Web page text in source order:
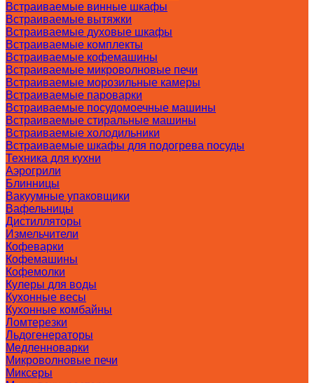
Встраиваемые винные шкафы
Встраиваемые вытяжки
Встраиваемые духовые шкафы
Встраиваемые комплекты
Встраиваемые кофемашины
Встраиваемые микроволновые печи
Встраиваемые морозильные камеры
Встраиваемые пароварки
Встраиваемые посудомоечные машины
Встраиваемые стиральные машины
Встраиваемые холодильники
Встраиваемые шкафы для подогрева посуды
Техника для кухни
Аэрогрили
Блинницы
Вакуумные упаковщики
Вафельницы
Дистилляторы
Измельчители
Кофеварки
Кофемашины
Кофемолки
Кулеры для воды
Кухонные весы
Кухонные комбайны
Ломтерезки
Льдогенераторы
Медленноварки
Микроволновые печи
Миксеры